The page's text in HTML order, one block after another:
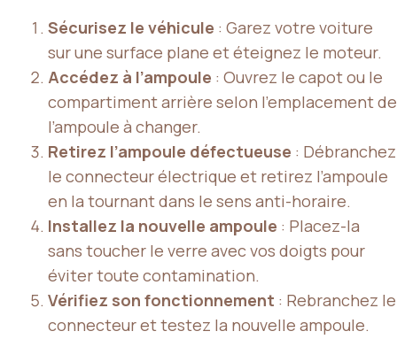
Sécurisez le véhicule : Garez votre voiture
sur une surface plane et éteignez le moteur.
Accédez à l’ampoule : Ouvrez le capot ou le
compartiment arrière selon l’emplacement de
l’ampoule à changer.
Retirez l’ampoule défectueuse : Débranchez
le connecteur électrique et retirez l’ampoule
en la tournant dans le sens anti-horaire.
Installez la nouvelle ampoule : Placez-la
sans toucher le verre avec vos doigts pour
éviter toute contamination.
Vérifiez son fonctionnement : Rebranchez le
connecteur et testez la nouvelle ampoule.